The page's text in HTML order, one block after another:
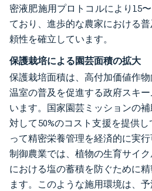
密液肥施用プロトコルにより15
ており、進歩的な農家における
頼性を確立しています。
保護栽培による園芸面積の拡大
保護栽培面積は、高付加価値作
温室の普及を促進する政府スキ
います。国家園芸ミッションの
対して50%のコスト支援を提供
って精密栄養管理を経済的に実
制御農業では、植物の生育サイ
における塩の蓄積を防ぐために
ます。このような施用環境は、